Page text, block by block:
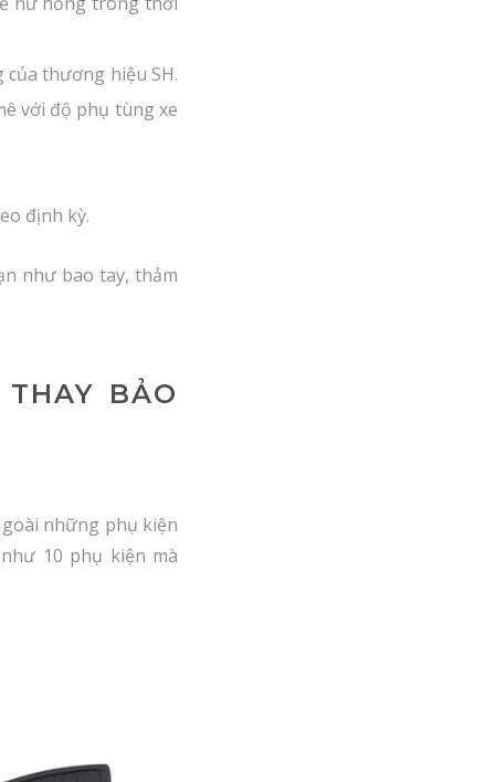
thương hiệu SH.
với độ phụ tùng xe
định kỳ.
như bao tay, thảm
BẢO
những phụ kiện
10 phụ kiện mà